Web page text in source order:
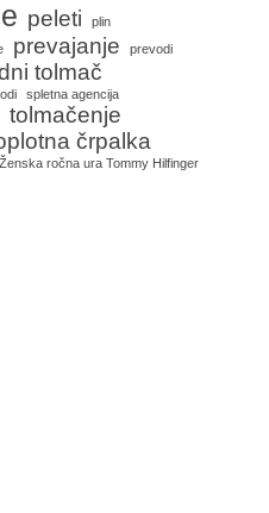
peleti
plin
prevajanje
prevodi
tolmač
spletna agencija
tolmačenje
črpalka
Ženska ročna ura Tommy Hilfinger